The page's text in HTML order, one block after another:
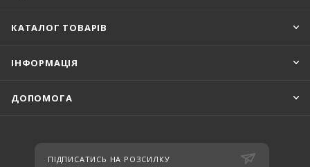
КАТАЛОГ ТОВАРІВ
ІНФОРМАЦІЯ
ДОПОМОГА
ПІДПИСАТИСЬ НА РОЗСИЛКУ